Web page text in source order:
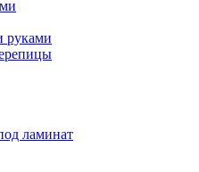
руками
ламинат